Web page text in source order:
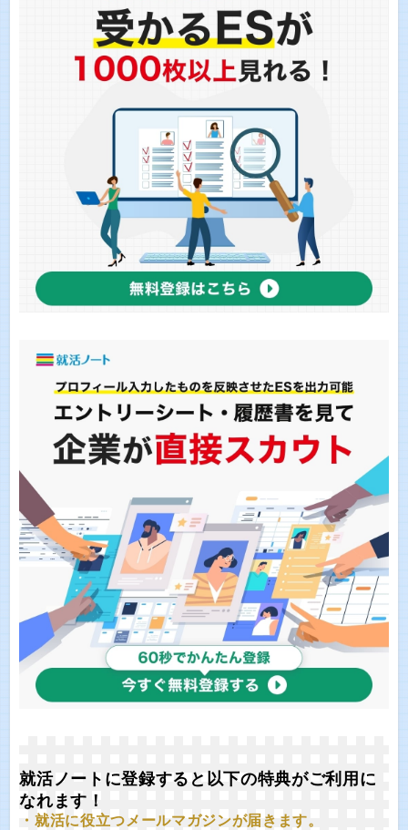
就活ノートに登録すると以下の特典がご利用に
なれます！
・就活に役立つメールマガジンが届きます。